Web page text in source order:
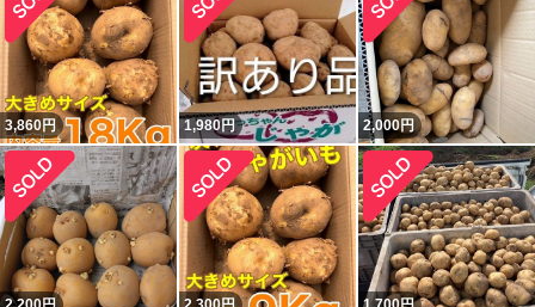
3,860円 1,980円 2,000円